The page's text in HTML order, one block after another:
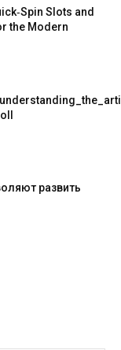
Slots and
the Modern
развить